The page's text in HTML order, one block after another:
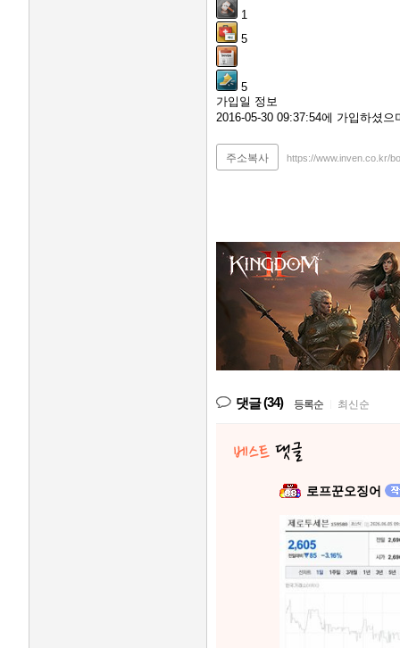
1
5
5
가입일 정보
2016-05-30 09:37:54에 가입하셨으
주소복사 https://www.inven.co.kr/
댓글(34) 등록순 최신순
로프꾼오징어